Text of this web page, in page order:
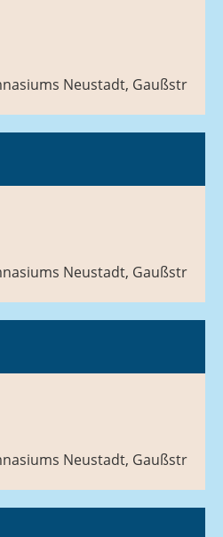
Neustadt, Gaußstraße
Neustadt, Gaußstraße
Neustadt, Gaußstraße